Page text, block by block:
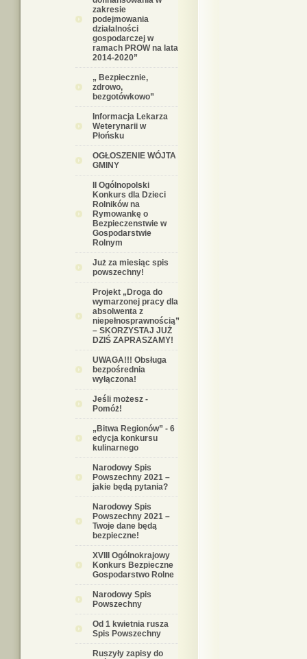
zakresie
podejmowania
działalności
gospodarczej w
ramach PROW na lata
2014-2020”
„ Bezpiecznie,
zdrowo,
bezgotówkowo”
Informacja Lekarza
Weterynarii w
Płońsku
OGŁOSZENIE WÓJTA
GMINY
II Ogólnopolski
Konkurs dla Dzieci
Rolników na
Rymowankę o
Bezpieczenstwie w
Gospodarstwie
Rolnym
Już za miesiąc spis
powszechny!
Projekt „Droga do
wymarzonej pracy dla
absolwenta z
niepełnosprawnością”
– SKORZYSTAJ JUŻ
DZIŚ ZAPRASZAMY!
UWAGA!!! Obsługa
bezpośrednia
wyłączona!
Jeśli możesz -
Pomóż!
„Bitwa Regionów” - 6
edycja konkursu
kulinarnego
Narodowy Spis
Powszechny 2021 –
jakie będą pytania?
Narodowy Spis
Powszechny 2021 –
Twoje dane będą
bezpieczne!
XVIII Ogólnokrajowy
Konkurs Bezpieczne
Gospodarstwo Rolne
Narodowy Spis
Powszechny
Od 1 kwietnia rusza
Spis Powszechny
Ruszyły zapisy do